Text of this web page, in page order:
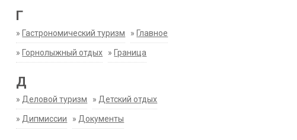
Г
» Гастрономический туризм » Главное
» Горнолыжный отдых » Граница
Д
» Деловой туризм » Детский отдых
» Дипмиссии » Документы